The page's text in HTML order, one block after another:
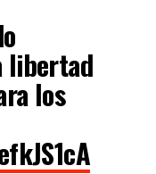
libertad
los